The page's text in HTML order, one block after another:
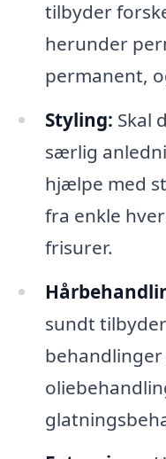
tilbyder
herunder
permanent,
Styling: Skal
særlig
hjælpe med
fra enkle
frisurer.
sundt